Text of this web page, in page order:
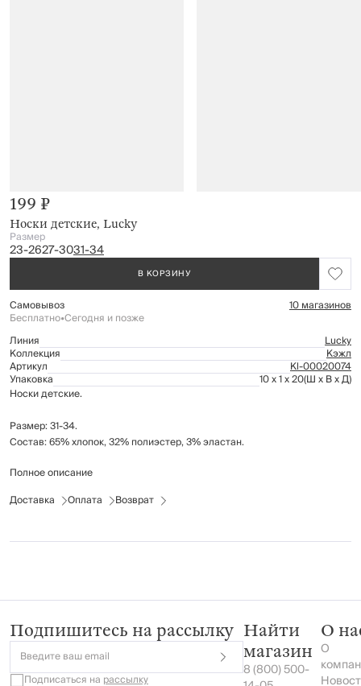
Носки детские, Lucky
199 ₽
Размер
23-2627-3031-34
В КОРЗИНУ
Самовывоз 10 магазинов
Бесплатно•Сегодня и позже
Линия
Lucky
Коллекция Кэжл
Артикул Kl-00020074
Упаковка 10 x 1 x 20(Ш x В x Д)
Носки детские.
Размер: 31-34.
Состав: 65% хлопок, 32% полиэстер, 3% эластан.
Рекомендации по уходу: стирка при температуре до 40°C; не
сушка при температуре до 40°C.
Полное описание
Доставка
Оплата Возврат
Подпишитесь на рассылку
Введите ваш email
Подписаться на рассылку
Найти
магазин
8 (800) 500-
О
О